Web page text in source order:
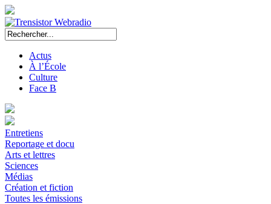
Actus
À l’École
Culture
Face B
Entretiens
Reportage et docu
Arts et lettres
Sciences
Médias
Création et fiction
Toutes les émissions